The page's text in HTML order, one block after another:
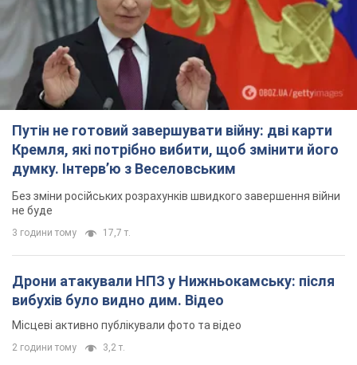
Путін не готовий завершувати війну: дві карти
Кремля, які потрібно вибити, щоб змінити його
думку. Інтерв’ю з Веселовським
Без зміни російських розрахунків швидкого завершення війни
не буде
3 години тому 17,7 т.
Дрони атакували НПЗ у Нижньокамську: після
вибухів було видно дим. Відео
Місцеві активно публікували фото та відео
2 години тому 3,2 т.